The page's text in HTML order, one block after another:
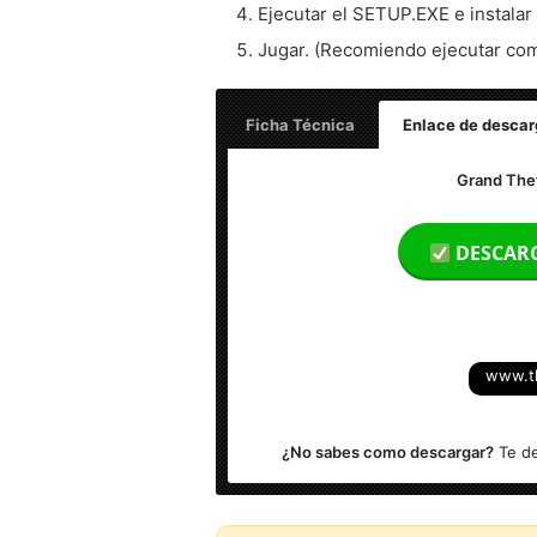
Ejecutar el SETUP.EXE e instalar
Jugar. (Recomiendo ejecutar
Ficha Técnica
Enlace de
Idioma textos: Multilenguaje
Grand
¿No sabes como descargar? Te